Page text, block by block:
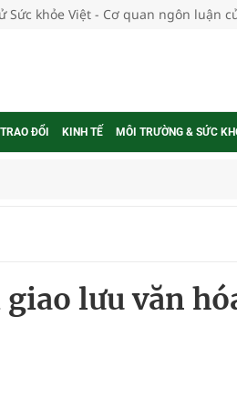
Sức khỏe Việt - Cơ quan ngôn luận
ĐỔI KINH TẾ MÔI TRƯỜNG & SỨC
ung thư
Của Các Loài Nhân Sâm (Panax
lưu văn